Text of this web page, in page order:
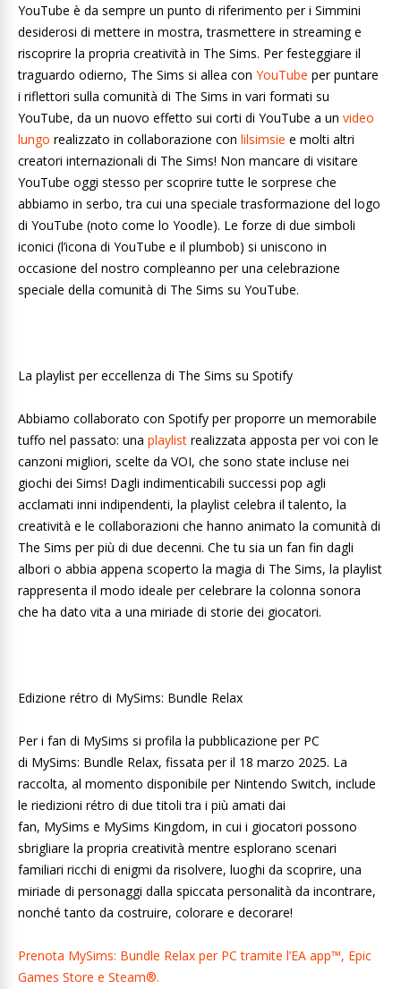
YouTube è da sempre un punto di riferimento per i Simmini
desiderosi di mettere in mostra, trasmettere in streaming e
riscoprire la propria creatività in The Sims. Per festeggiare il
traguardo odierno, The Sims si allea con YouTube per puntare
i riflettori sulla comunità di The Sims in vari formati su
YouTube, da un nuovo effetto sui corti di YouTube a un video
lungo realizzato in collaborazione con lilsimsie e molti altri
creatori internazionali di The Sims! Non mancare di visitare
YouTube oggi stesso per scoprire tutte le sorprese che
abbiamo in serbo, tra cui una speciale trasformazione del logo
di YouTube (noto come lo Yoodle). Le forze di due simboli
iconici (l’icona di YouTube e il plumbob) si uniscono in
occasione del nostro compleanno per una celebrazione
speciale della comunità di The Sims su YouTube.
La playlist per eccellenza di The Sims su Spotify
Abbiamo collaborato con Spotify per proporre un memorabile
tuffo nel passato: una playlist realizzata apposta per voi con le
canzoni migliori, scelte da VOI, che sono state incluse nei
giochi dei Sims! Dagli indimenticabili successi pop agli
acclamati inni indipendenti, la playlist celebra il talento, la
creatività e le collaborazioni che hanno animato la comunità di
The Sims per più di due decenni. Che tu sia un fan fin dagli
albori o abbia appena scoperto la magia di The Sims, la playlist
rappresenta il modo ideale per celebrare la colonna sonora
che ha dato vita a una miriade di storie dei giocatori.
Edizione rétro di MySims: Bundle Relax
Per i fan di MySims si profila la pubblicazione per PC
di MySims: Bundle Relax, fissata per il 18 marzo 2025. La
raccolta, al momento disponibile per Nintendo Switch, include
le riedizioni rétro di due titoli tra i più amati dai
fan, MySims e MySims Kingdom, in cui i giocatori possono
sbrigliare la propria creatività mentre esplorano scenari
familiari ricchi di enigmi da risolvere, luoghi da scoprire, una
miriade di personaggi dalla spiccata personalità da incontrare,
nonché tanto da costruire, colorare e decorare!
Prenota MySims: Bundle Relax per PC tramite l’EA app™, Epic
Games Store e Steam®.